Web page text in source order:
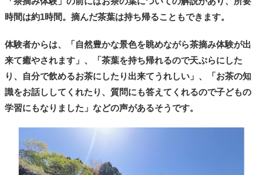
時間は約1時間。摘んだ茶葉は持ち帰ることもできます。
体験者からは、「自然豊かな景色を眺めながら茶摘み体験が出
来て癒やされます」、「茶葉を持ち帰れるので天ぷらにした
り、自分で飲めるお茶にしたり出来てうれしい」、「お茶の知
識をお話ししてくれたり、質問にも答えてくれるので子どもの
学習にもなりました」などの声があるそうです。